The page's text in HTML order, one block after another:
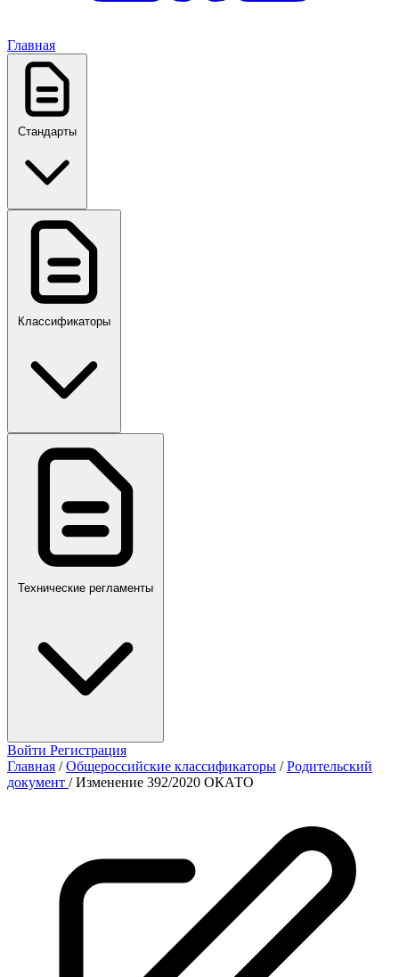
Главная
Стандарты
ГОСТ, ГОСТ Р, ПНСТ
ПР,Р,ПМГ,РМГ
Классификаторы
Технические регламенты
Войти Регистрация
Главная / Общероссийские классификаторы / Родительский
документ / Изменение 392/2020 ОКАТО